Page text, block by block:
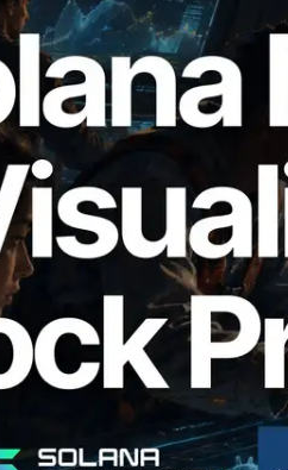
Solana Block
— Slot Başına Blok
Doğrulayıcı